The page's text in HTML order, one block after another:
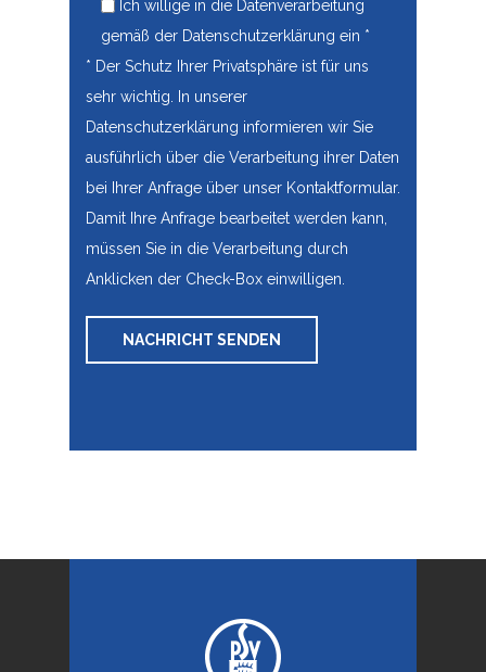
Ich willige in die Datenverarbeitung
gemäß der Datenschutzerklärung ein *
* Der Schutz Ihrer Privatsphäre ist für uns
sehr wichtig. In unserer
Datenschutzerklärung informieren wir Sie
ausführlich über die Verarbeitung ihrer Daten
bei Ihrer Anfrage über unser Kontaktformular.
Damit Ihre Anfrage bearbeitet werden kann,
müssen Sie in die Verarbeitung durch
Anklicken der Check-Box einwilligen.